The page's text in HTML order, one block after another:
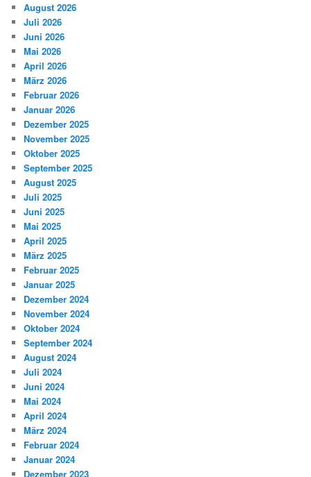
August 2026
Juli 2026
Juni 2026
Mai 2026
April 2026
März 2026
Februar 2026
Januar 2026
Dezember 2025
November 2025
Oktober 2025
September 2025
August 2025
Juli 2025
Juni 2025
Mai 2025
April 2025
März 2025
Februar 2025
Januar 2025
Dezember 2024
November 2024
Oktober 2024
September 2024
August 2024
Juli 2024
Juni 2024
Mai 2024
April 2024
März 2024
Februar 2024
Januar 2024
Dezember 2023